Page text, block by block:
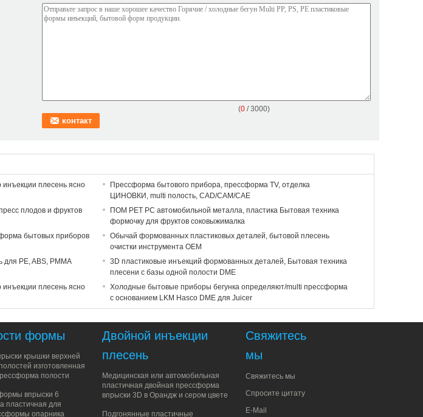
(0 / 3000)
инъекции плесень ясно
Прессформа бытового прибора, прессформа TV, отделка
ЦИНОВКИ, multi полость, CAD/CAM/CAE
плодов и фруктов
ПОМ PET PC автомобильной металла, пластика Бытовая техника
формочку для фруктов соковыжималка
бытовых приборов
Обычай формованных пластиковых деталей, бытовой плесень
очистки инструмента OEM
PE, ABS, PMMA
3D пластиковые инъекций формованных деталей, Бытовая техника
плесени с базы одной полости DME
инъекции плесень ясно
Холодные бытовые приборы бегунка определяют/multi прессформа
с основанием LKM Hasco DME для Juicer
формы
крышки верхней
изготовленная
полости
впрыски 6
пластичная для
опарника
Двойной инъекции
плесень
Медицинская или автомобильная
пластичная двойная прессформа
впрыски 3D в Орандж и сером цвете
Подгонянные пластичные
Свяжитесь
мы
Свяжитесь мы
Спросите цитату
E-Mail